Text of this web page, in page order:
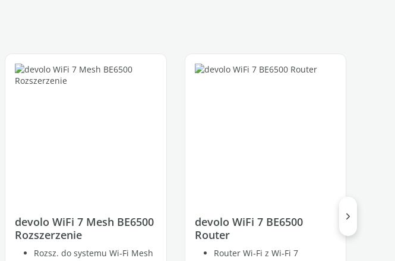
devolo WiFi 7 Mesh BE6500
Rozszerzenie
Rozsz. do systemu Wi-Fi Mesh
devolo WiFi 7 BE6500
Router
Router Wi‑Fi z Wi‑Fi 7